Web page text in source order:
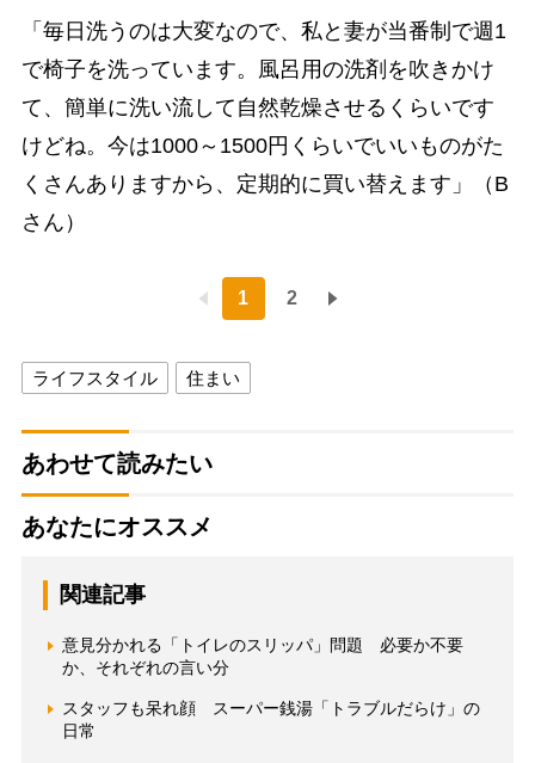
「毎日洗うのは大変なので、私と妻が当番制で週1
で椅子を洗っています。風呂用の洗剤を吹きかけ
て、簡単に洗い流して自然乾燥させるくらいです
けどね。今は1000～1500円くらいでいいものがた
くさんありますから、定期的に買い替えます」（B
さん）
1 2
ライフスタイル 住まい
あわせて読みたい
あなたにオススメ
関連記事
意見分かれる「トイレのスリッパ」問題 必要か不要
か、それぞれの言い分
スタッフも呆れ顔 スーパー銭湯「トラブルだらけ」の
日常